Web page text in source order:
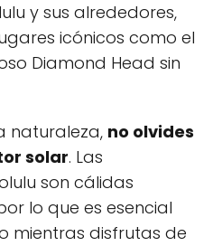
y sus alrededores,
icónicos⁢ como el
Diamond Head sin
naturaleza, no olvides
solar. Las
son cálidas
lo que es ⁣esencial
mientras disfrutas de